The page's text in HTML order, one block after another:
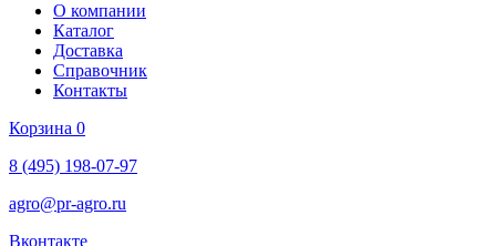
О компании
Каталог
Доставка
Справочник
Контакты
Корзина 0
8 (495) 198-07-97
agro@pr-agro.ru
Вконтакте